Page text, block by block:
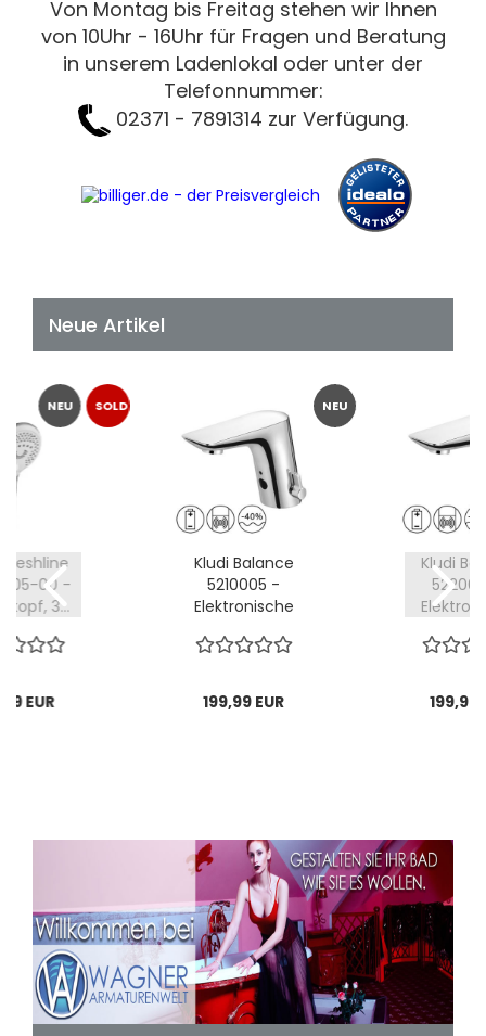
Von Montag bis Freitag stehen wir Ihnen
von 10Uhr - 16Uhr für Fragen und Beratung
in unserem Ladenlokal oder unter der
Telefonnummer:
02371 - 7891314 zur Verfügung.
Neue Artikel
NEU SOLD
00 -
3...
EUR
NEU
Kludi Balance
5210005 -
Elektronische
199,99 EUR
Kludi
199,99